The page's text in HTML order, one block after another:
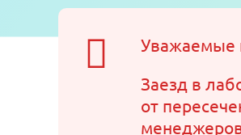
Уважаемые
Заезд в
от